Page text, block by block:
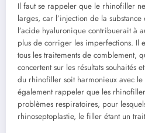
Il faut se rappeler que le rhinofiller
larges, car l’injection de la
l’acide hyaluronique contribuerait à
plus de corriger les imperfections. Il
tous les traitements de comblement,
concertent sur les résultats souhaités
du rhinofiller soit harmonieux avec le
également rappeler que les
problèmes respiratoires, pour
rhinoseptoplastie, le filler étant un